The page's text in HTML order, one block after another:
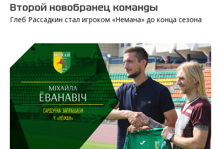
Второй новобранец команды
Глеб Рассадкин стал игроком «Немана» до конца сезона